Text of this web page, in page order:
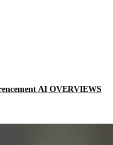
AI OVERVIEWS